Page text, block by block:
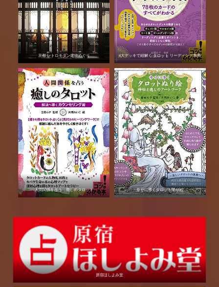
京都 レトロモダン建物めぐり 4大デッキで紐解く タロット リーディング事典
人間関係を占う 癒しのタロット 幸せに導くタロット塗り絵
原宿ほしよみ堂